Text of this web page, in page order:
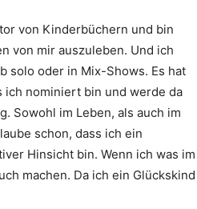
von Kinderbüchern und bin
von mir auszuleben. Und ich
solo oder in Mix-Shows. Es hat
ich nominiert bin und werde da
Sowohl im Leben, als auch im
schon, dass ich ein
Hinsicht bin. Wenn ich was im
machen. Da ich ein Glückskind